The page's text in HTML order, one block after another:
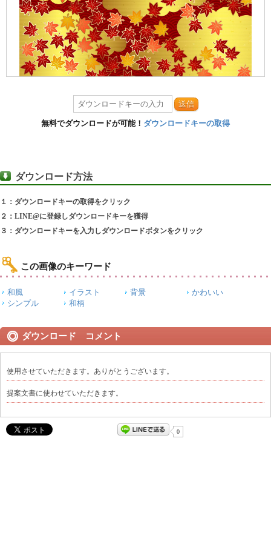
送信
無料でダウンロードが可能！ ダウンロードキーの取得
ダウンロード方法
１：ダウンロードキーの取得をクリック
２：LINE@に登録しダウンロードキーを獲得
３：ダウンロードキーを入力しダウンロードボタンをクリック
この画像のキーワード
和風 イラスト 背景
かわいい
シンプル
和柄
ダウンロード コメント
使用させていただきます。ありがとうございます。
提案文書に使わせていただきます。
0